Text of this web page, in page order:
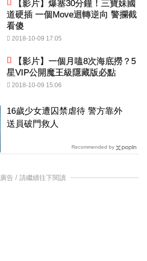
【影片】爆塞30分鐘！三寶妹國
道硬插 一個Move迴轉逆向 警攔截
看傻
2018-10-09 17:05
【影片】一個月嗑8次海底撈？5
星VIP公開魔王級隱藏版必點
2018-10-09 15:06
16歲少女遭囚禁虐待 警方靠外
送員破門救人
Recommended by
廣告 / 請繼續往下閱讀